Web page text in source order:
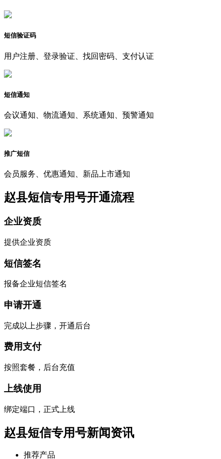
短信验证码
用户注册、登录验证、找回密码、支付认证
短信通知
会议通知、物流通知、系统通知、预警通知
推广短信
会员服务、优惠通知、新品上市通知
赵县短信专用号开通流程
企业资质
提供企业资质
短信签名
报备企业短信签名
申请开通
完成以上步骤，开通后台
费用支付
按照套餐，后台充值
上线使用
绑定端口，正式上线
赵县短信专用号新闻资讯
推荐产品